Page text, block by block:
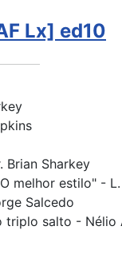
Lx] ed10
Brian Sharkey
melhor estilo" - L.
Salcedo
triplo salto - Nélio